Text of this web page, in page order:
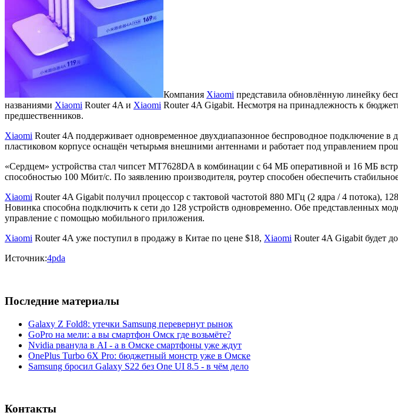
Компания Xiaomi представила обновлённую линейку
названиями Xiaomi Router 4A и Xiaomi Router 4A Gigabit. Несмотря на принадлежность к
предшественников.
Xiaomi Router 4A поддерживает одновременное двухдиапазонное беспроводное подключение
пластиковом корпусе оснащён четырьмя внешними антеннами и работает под управлением
«Сердцем» устройства стал чипсет MT7628DA в комбинации с 64 МБ оперативной и 16 МБ
способностью 100 Мбит/с. По заявлению производителя, роутер способен обеспечить
Xiaomi Router 4A Gigabit получил процессор с тактовой частотой 880 МГц (2 ядра / 4 потока),
Новинка способна подключить к сети до 128 устройств одновременно. Обе представленных
управление с помощью мобильного приложения.
Xiaomi Router 4A уже поступил в продажу в Китае по цене $18, Xiaomi Router 4A Gigabit будет
Источник:4pda
Последние материалы
Galaxy Z Fold8: утечки Samsung перевернут рынок
GoPro на мели: а вы смартфон Омск где возьмёте?
Nvidia рванула в AI - а в Омске смартфоны уже ждут
OnePlus Turbo 6X Pro: бюджетный монстр уже в Омске
Samsung бросил Galaxy S22 без One UI 8.5 - в чём дело
Контакты